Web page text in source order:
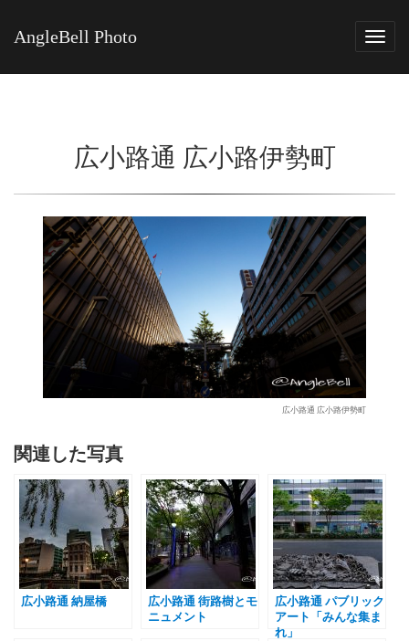
AngleBell Photo
広小路通 広小路伊勢町
広小路通 広小路伊勢町
関連した写真
広小路通 納屋橋
広小路通 街路樹とモ
ニュメント
広小路通 パブリック
アート「みんな集ま
れ」